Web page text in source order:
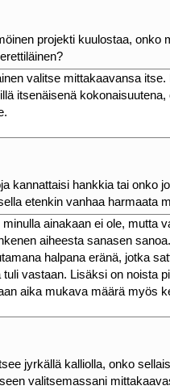
projekti kuulostaa, onko
valitse mittakaavansa
itsenäisenä kokonaisuutena,
kannattaisi hankkia tai onko
etenkin vanhaa harmaata
minulla ainakaan ei ole, mutta
aiheesta sanasen
halpana eränä, jotka
vastaan. Lisäksi on noista
aika mukava määrä myös
jyrkällä kalliolla, onko
valitsemassani